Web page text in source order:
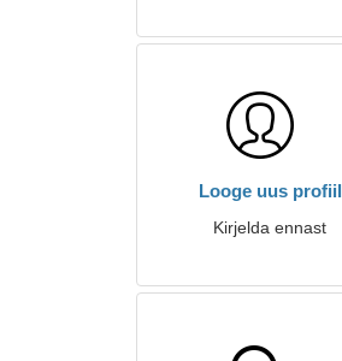
Looge uus profiil
Kirjelda ennast